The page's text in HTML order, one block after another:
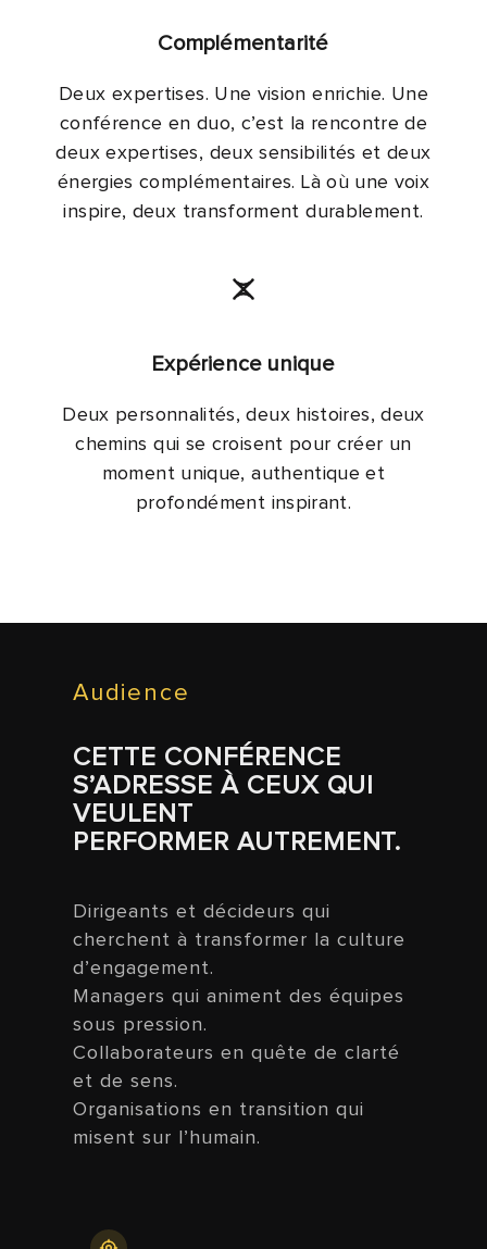
Complémentarité
Deux expertises. Une vision enrichie. Une
conférence en duo, c’est la rencontre de
deux expertises, deux sensibilités et deux
énergies complémentaires. Là où une voix
inspire, deux transforment durablement.
Expérience unique
Deux personnalités, deux histoires, deux
chemins qui se croisent pour créer un
moment unique, authentique et
profondément inspirant.
Audience
CETTE CONFÉRENCE
S’ADRESSE À CEUX QUI
VEULENT
PERFORMER AUTREMENT.
Dirigeants et décideurs qui
cherchent à transformer la culture
d’engagement.
Managers qui animent des équipes
sous pression.
Collaborateurs en quête de clarté
et de sens.
Organisations en transition qui
misent sur l’humain.